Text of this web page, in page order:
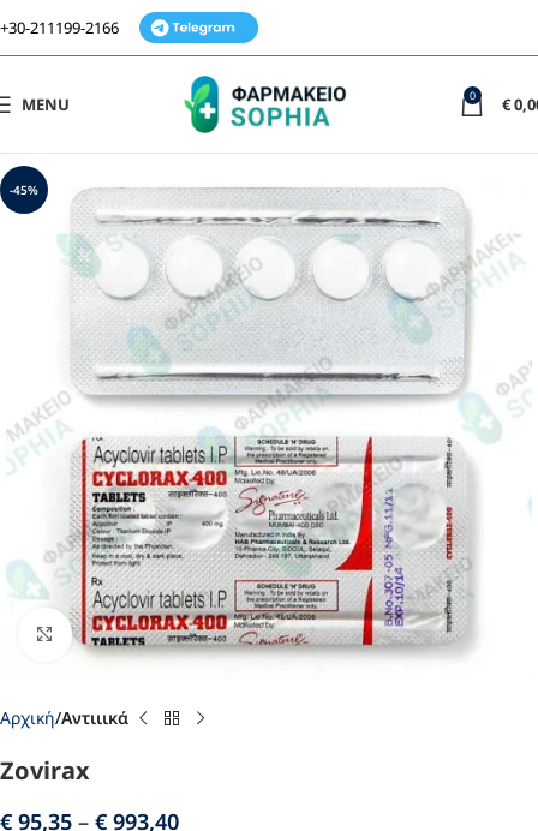
+30-211199-2166
MENU 0 €
-45%
Click to enlarge
Αρχική Αντιιικά
Zovirax
€ 95,35 – € 993,40